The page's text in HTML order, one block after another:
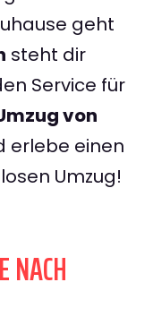
geht
steht dir
Service für
von
erlebe einen
Umzug!
NACH